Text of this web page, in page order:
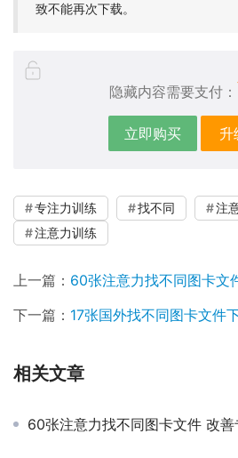
致不能再次下载。
隐藏内容需要支付：
立即购买 升
专注力训练 找不同
注
注意力训练
上一篇： 60张注意力找不同图卡文件 改善专
下一篇： 17张国外找不同图卡文件下载 训
相关文章
60张注意力找不同图卡文件 改善专注力